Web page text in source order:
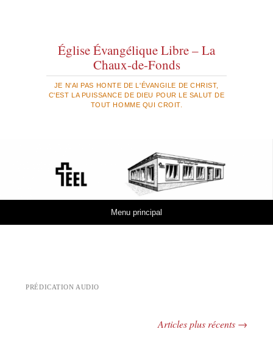
Église Évangélique Libre – La
Chaux-de-Fonds
JE N'AI PAS HONTE DE L'ÉVANGILE DE CHRIST,
C'EST LA PUISSANCE DE DIEU POUR LE SALUT DE
TOUT HOMME QUI CROIT.
Menu principal
PRÉDICATION AUDIO
Articles plus récents →